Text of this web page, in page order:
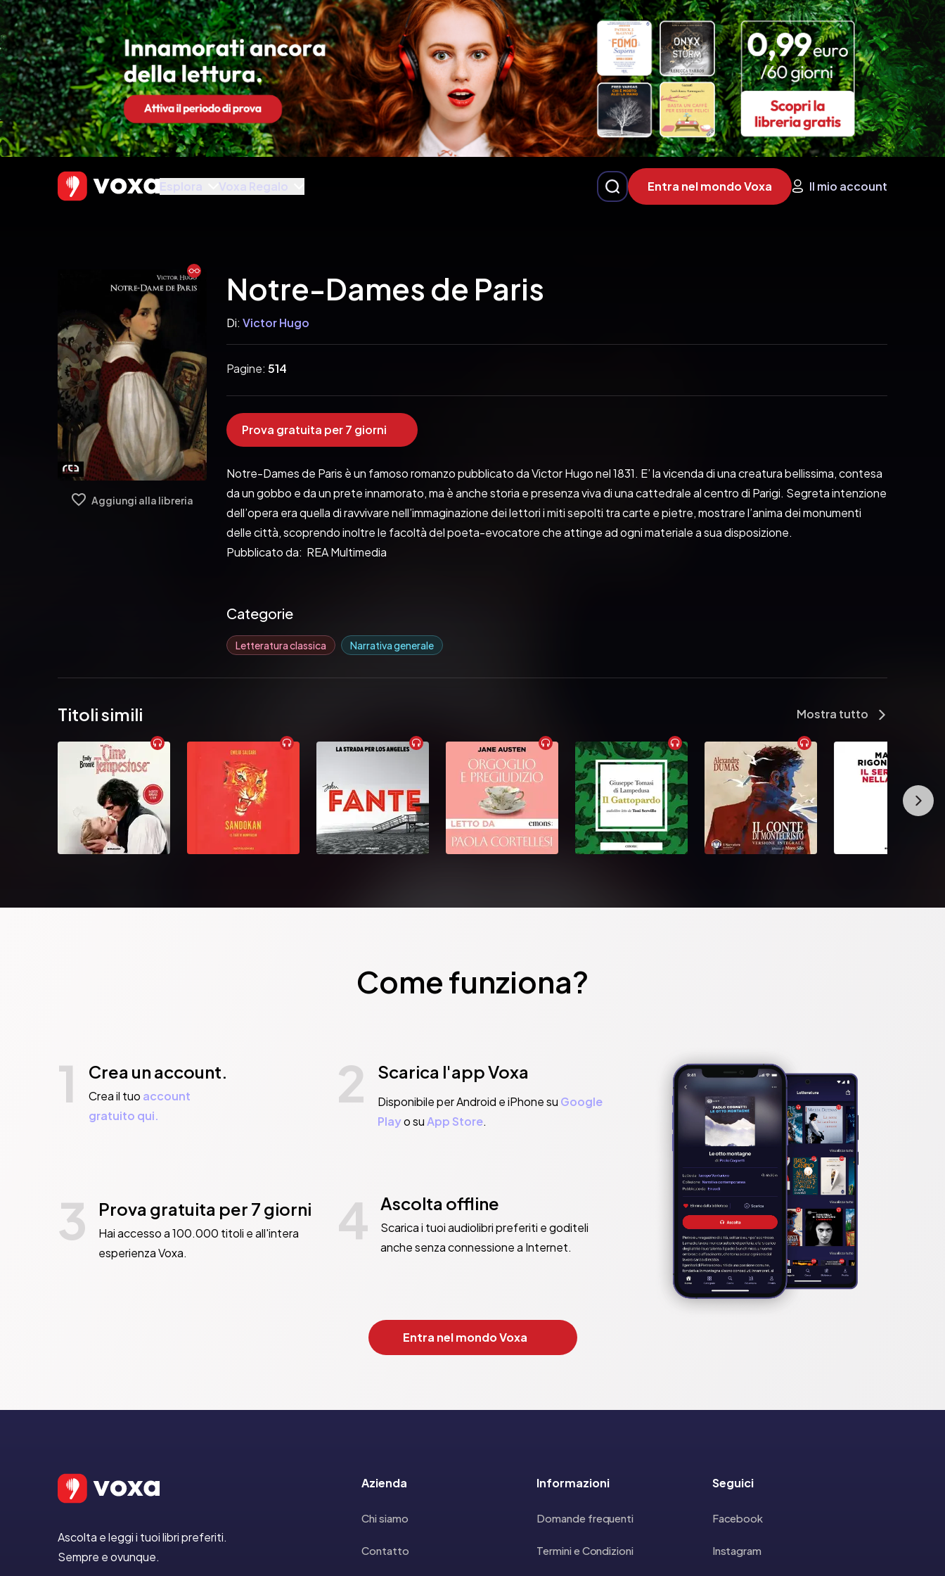
Esplora Voxa Regalo Entra nel mondo Voxa Il mio account
Aggiungi alla libreria
Notre-Dames de Paris
Di: Victor Hugo
Pagine: 514
Prova gratuita per 7 giorni
Notre-Dames de Paris è un famoso romanzo pubblicato da Victor Hugo nel 1831. E’ la vicenda di una creatura bellissima, contesa
da un gobbo e da un prete innamorato, ma è anche storia e presenza viva di una cattedrale al centro di Parigi. Segreta intenzione
dell’opera era quella di ravvivare nell’immaginazione dei lettori i miti sepolti tra carte e pietre, mostrare l’anima dei monumenti
delle città, scoprendo inoltre le facoltà del poeta-evocatore che attinge ad ogni materiale a sua disposizione.
Pubblicato da:  REA Multimedia
Categorie
Letteratura classica Narrativa generale
Titoli simili Mostra tutto
Come funziona?
1 Crea un account.
Crea il tuo account
gratuito qui.
2 Scarica l'app Voxa
Disponibile per Android e iPhone su Google
Playo suApp Store.
3 Prova gratuita per 7 giorni
Hai accesso a 100.000 titoli e all'intera
esperienza Voxa.
4 Ascolta offline
Scarica i tuoi audiolibri preferiti e goditeli
anche senza connessione a Internet.
Entra nel mondo Voxa
Ascolta e leggi i tuoi libri preferiti.
Sempre e ovunque.
Azienda
Chi siamo
Contatto
Informazioni
Domande frequenti
Termini e Condizioni
Seguici
Facebook
Instagram